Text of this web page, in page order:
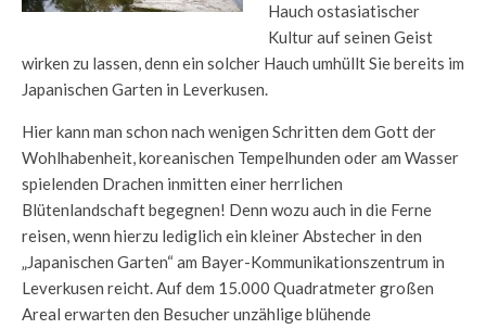
Hauch ostasiatischer
Kultur auf seinen Geist
wirken zu lassen, denn ein solcher Hauch umhüllt Sie bereits im
Japanischen Garten in Leverkusen.
Hier kann man schon nach wenigen Schritten dem Gott der
Wohlhabenheit, koreanischen Tempelhunden oder am Wasser
spielenden Drachen inmitten einer herrlichen
Blütenlandschaft begegnen! Denn wozu auch in die Ferne
reisen, wenn hierzu lediglich ein kleiner Abstecher in den
„Japanischen Garten“ am Bayer-Kommunikationszentrum in
Leverkusen reicht. Auf dem 15.000 Quadratmeter großen
Areal erwarten den Besucher unzählige blühende